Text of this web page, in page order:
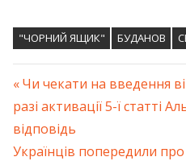
"ЧОРНИЙ ЯЩИК" БУДАНОВ
Навігація
записів
Previous
Post:
Чи чекати на введення
разі активації 5-ї статті
відповідь
Next
Українців попередили